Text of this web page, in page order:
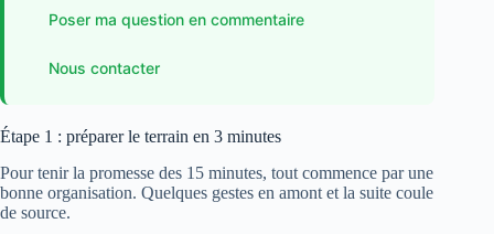
Poser ma question en commentaire
Nous contacter
Étape 1 : préparer le terrain en 3 minutes
Pour tenir la promesse des 15 minutes, tout commence par une
bonne organisation. Quelques gestes en amont et la suite coule
de source.